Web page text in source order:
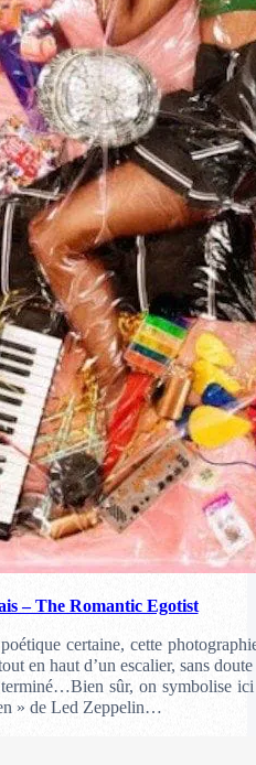
– The Romantic Egotist
certaine, cette
en haut d’un escalier, sans
sûr, on symbolise
» de Led Zeppelin…